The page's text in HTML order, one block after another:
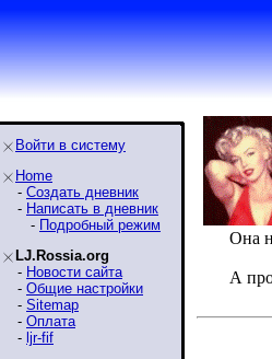
Войти в систему
Home
- Создать дневник
- Написать в дневник
- Подробный режим
LJ.Rossia.org
- Новости сайта
- Общие настройки
- Sitemap
- Оплата
- ljr-fif
Она
А